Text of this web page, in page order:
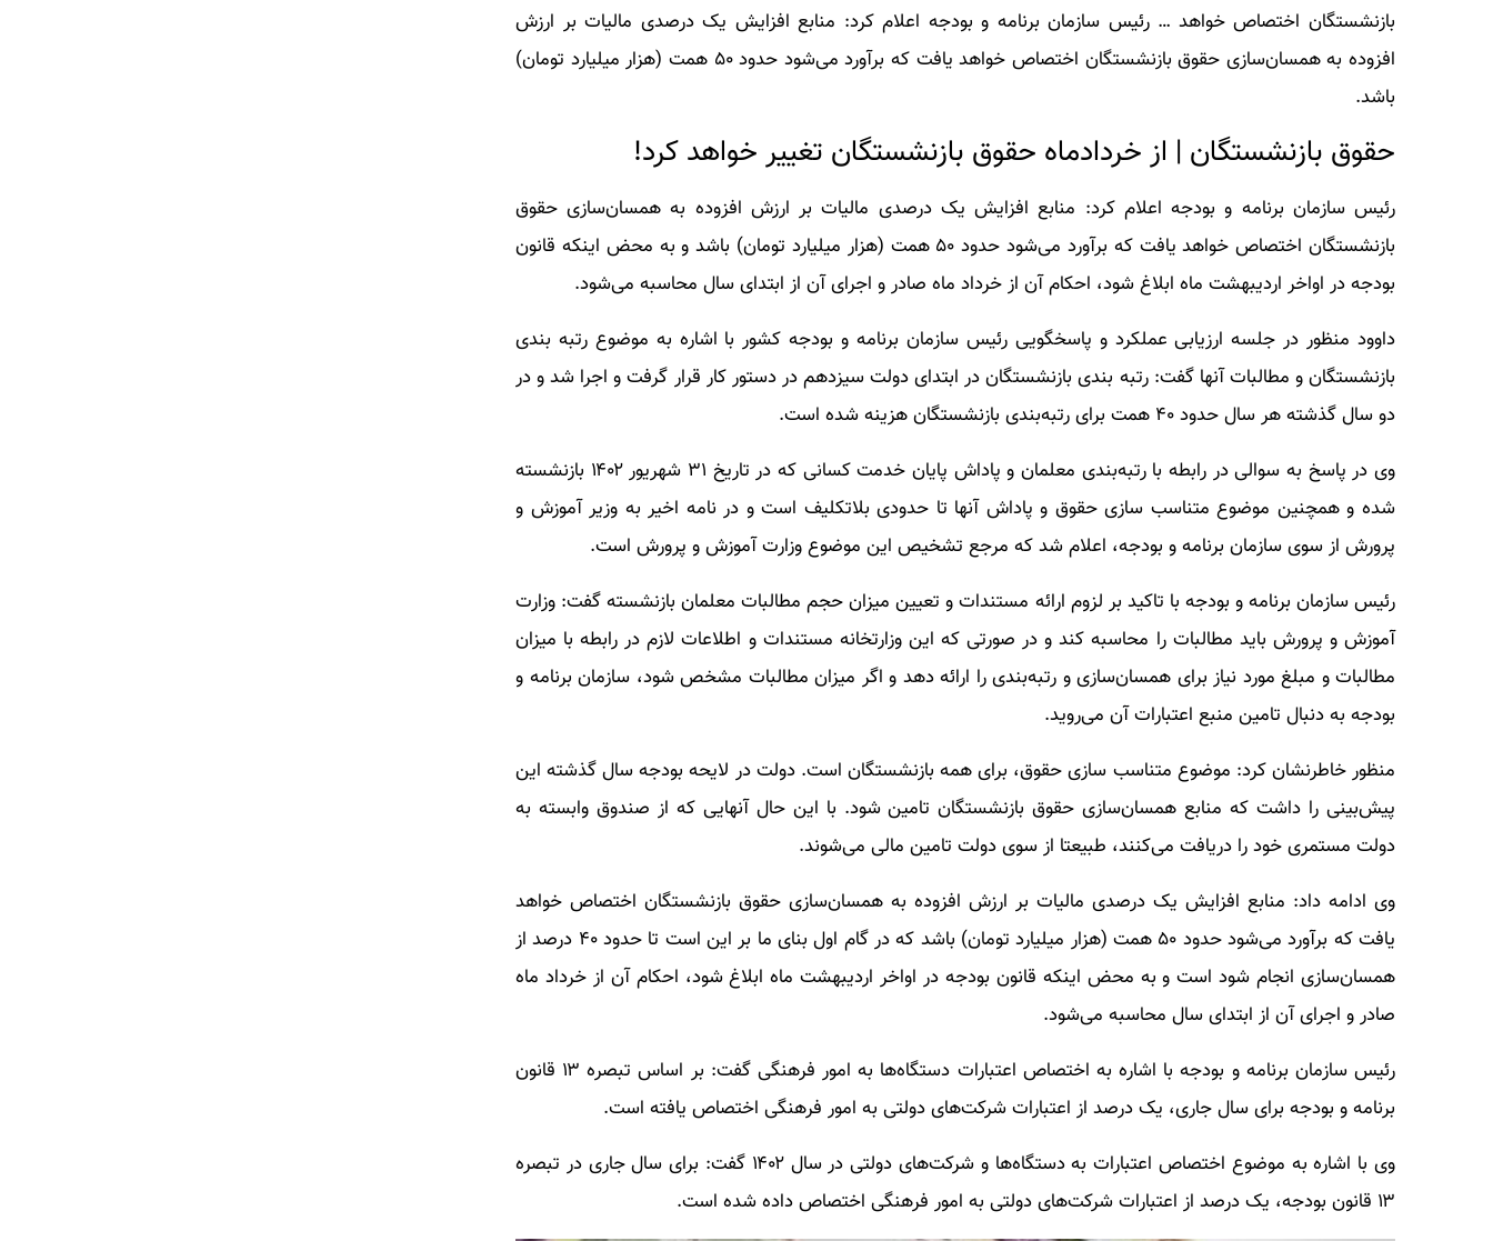
بازنشستگان اختصاص خواهد … ​رئیس سازمان برنامه و بودجه اعلام کرد:‌ منابع افزایش یک درصدی مالیات بر ارزش
افزوده به همسان‌سازی حقوق بازنشستگان اختصاص خواهد یافت که برآورد می‌شود حدود ۵۰ همت (هزار میلیارد تومان)
باشد.
حقوق بازنشستگان | از خردادماه حقوق بازنشستگان تغییر خواهد کرد!
​رئیس سازمان برنامه و بودجه اعلام کرد:‌ منابع افزایش یک درصدی مالیات بر ارزش افزوده به همسان‌سازی حقوق
بازنشستگان اختصاص خواهد یافت که برآورد می‌شود حدود ۵۰ همت (هزار میلیارد تومان) باشد و به محض اینکه قانون
بودجه در اواخر اردیبهشت ماه ابلاغ شود، احکام آن از خرداد ماه صادر و اجرای آن از ابتدای سال محاسبه می‌شود.
داوود منظور در جلسه ارزیابی عملکرد و پاسخگویی رئیس سازمان برنامه و بودجه کشور با اشاره به موضوع رتبه بندی
بازنشستگان و مطالبات آنها گفت: رتبه بندی بازنشستگان در ابتدای دولت سیزدهم در دستور کار قرار گرفت و اجرا شد و در
دو سال گذشته هر سال حدود ۴۰ همت برای رتبه‌بندی بازنشستگان هزینه شده است.
وی در پاسخ به سوالی در رابطه با رتبه‌بندی معلمان و پاداش پایان خدمت کسانی که در تاریخ ۳۱ شهریور ۱۴۰۲ بازنشسته
شده و همچنین موضوع متناسب سازی حقوق و پاداش آنها تا حدودی بلاتکلیف است و در نامه اخیر به وزیر آموزش و
پرورش از سوی سازمان برنامه و بودجه، اعلام شد که مرجع تشخیص این موضوع وزارت آموزش و پرورش است.
رئیس سازمان برنامه و بودجه با تاکید بر لزوم ارائه مستندات و تعیین میزان حجم مطالبات معلمان بازنشسته گفت:‌ وزارت
آموزش و پرورش باید مطالبات را محاسبه کند و در صورتی که این وزارتخانه مستندات و اطلاعات لازم در رابطه با میزان
مطالبات و مبلغ مورد نیاز برای همسان‌سازی و رتبه‌بندی را ارائه دهد و اگر میزان مطالبات مشخص شود، سازمان برنامه و
بودجه به دنبال تامین منبع اعتبارات آن می‌روید.
منظور خاطرنشان کرد: موضوع متناسب سازی حقوق، برای همه بازنشستگان است. دولت در لایحه بودجه سال گذشته این
پیش‌بینی را داشت که منابع همسان‌سازی حقوق بازنشستگان تامین شود. با این حال آنهایی که از صندوق وابسته به
دولت مستمری خود را دریافت می‌کنند، طبیعتا از سوی دولت تامین مالی می‌شوند.
وی ادامه داد: منابع افزایش یک درصدی مالیات بر ارزش افزوده به همسان‌سازی حقوق بازنشستگان اختصاص خواهد
یافت که برآورد می‌شود حدود ۵۰ همت (هزار میلیارد تومان) باشد که در گام اول بنای ما بر این است تا حدود ۴۰ درصد از
همسان‌سازی انجام شود است و به محض اینکه قانون بودجه در اواخر اردیبهشت ماه ابلاغ شود، احکام آن از خرداد ماه
صادر و اجرای آن از ابتدای سال محاسبه می‌شود.
رئیس سازمان برنامه و بودجه با اشاره به اختصاص اعتبارات دستگاه‌ها به امور فرهنگی گفت: بر اساس تبصره ۱۳ قانون
برنامه و بودجه برای سال جاری، یک درصد از اعتبارات شرکت‌های دولتی به امور فرهنگی اختصاص یافته است.
وی با اشاره به موضوع اختصاص اعتبارات به دستگاه‌ها و شرکت‌های دولتی در سال ۱۴۰۲ گفت: برای سال جاری در تبصره
۱۳ قانون بودجه، یک درصد از اعتبارات شرکت‌های دولتی به امور فرهنگی اختصاص داده شده است.